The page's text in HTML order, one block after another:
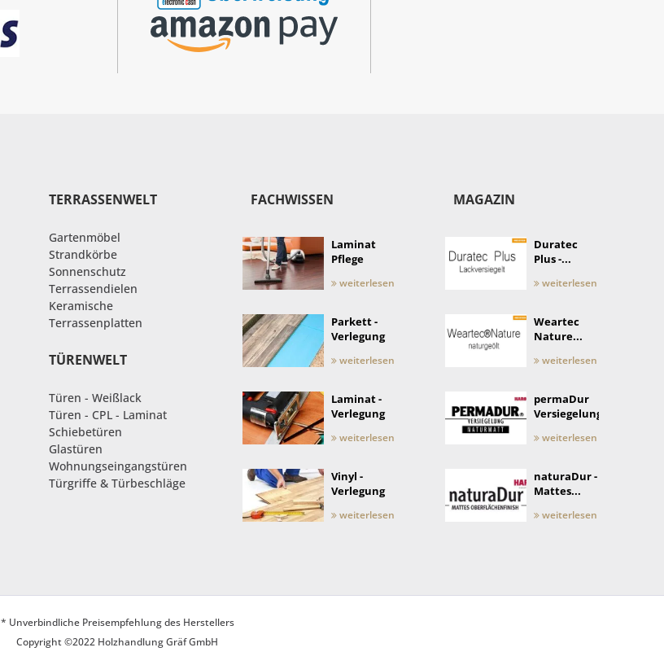
TERRASSENWELT
Gartenmöbel
Strandkörbe
Sonnenschutz
Terrassendielen
Keramische
Terrassenplatten
TÜRENWELT
Türen - Weißlack
Türen - CPL - Laminat
Schiebetüren
Glastüren
Wohnungseingangstüren
Türgriffe & Türbeschläge
FACHWISSEN
Laminat
Pflege
weiterlesen
Parkett -
Verlegung
weiterlesen
Laminat -
Verlegung
weiterlesen
Vinyl -
Verlegung
weiterlesen
MAGAZIN
Duratec
Plus -...
weiterlesen
Weartec
Nature...
weiterlesen
permaDur
Versiegelung
weiterlesen
naturaDur -
Mattes...
weiterlesen
* Unverbindliche Preisempfehlung des Herstellers
Copyright ©2022 Holzhandlung Gräf GmbH